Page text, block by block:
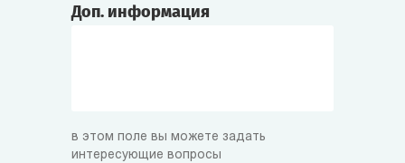
Доп. информация
в этом поле вы можете задать
интересующие вопросы